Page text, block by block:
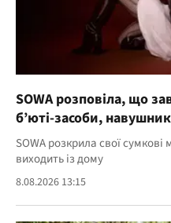
SOWA розповіла, що
б’юті-засоби,
SOWA розкрила свої
виходить із дому
8.08.2026 13:15